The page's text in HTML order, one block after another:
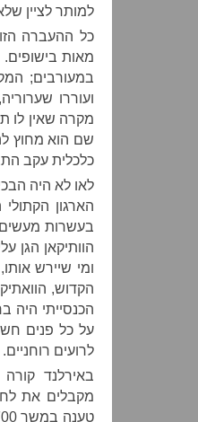
למותר לציין
כל ההעברה
מאות בישופים.
במעורבים;
ועוררו
מקרה שאין לו
שם הוא מחוץ
כלכלית עקב
לאו לא היה
בעשרות מעשים
הוותיקאן הגן
ומי שיירש
הקדוש,
הכנסייתי היה
על כל פנים
לרועים רוחניים.
באירלנד
מקבלים את